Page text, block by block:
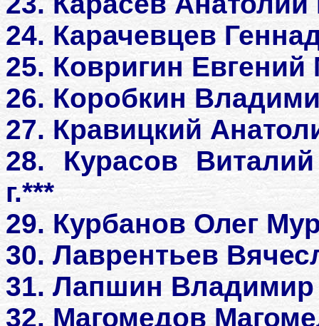
24. Карачевцев
25. Ковригин
26. Коробкин
27. Кравицкий
28. Курасов
г.***
29. Курбанов Олег
30. Лаврентьев
31. Лапшин
32. Магомедов